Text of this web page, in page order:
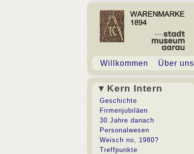
Willkommen Über uns
▾ Kern Intern
Geschichte
Firmenjubiläen
30 Jahre danach
Personalwesen
Weisch no, 1980?
Treffpunkte